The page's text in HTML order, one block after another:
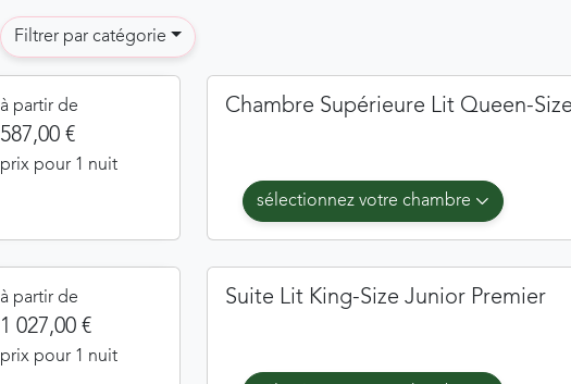
Filtrer par catégorie
à partir de
587,00 €
prix pour 1 nuit
Chambre Supérieure Lit Queen-Size
sélectionnez votre chambre
à partir de
1 027,00 €
prix pour 1 nuit
Suite Lit King-Size Junior Premier